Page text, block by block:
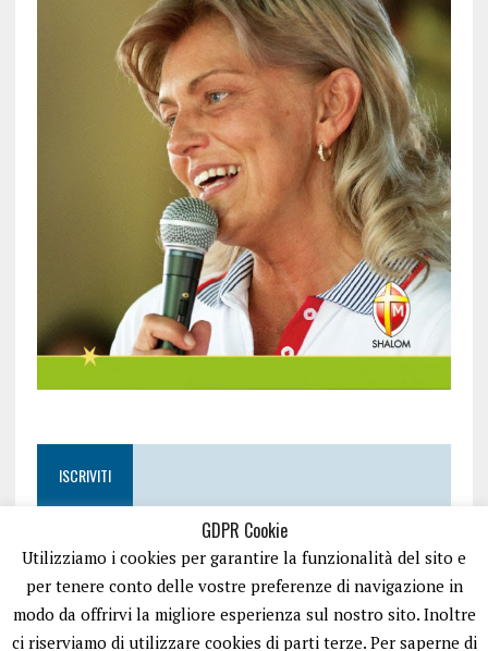
ISCRIVITI
GDPR Cookie
Utilizziamo i cookies per garantire la funzionalità del sito e
per tenere conto delle vostre preferenze di navigazione in
modo da offrirvi la migliore esperienza sul nostro sito. Inoltre
ci riserviamo di utilizzare cookies di parti terze. Per saperne di